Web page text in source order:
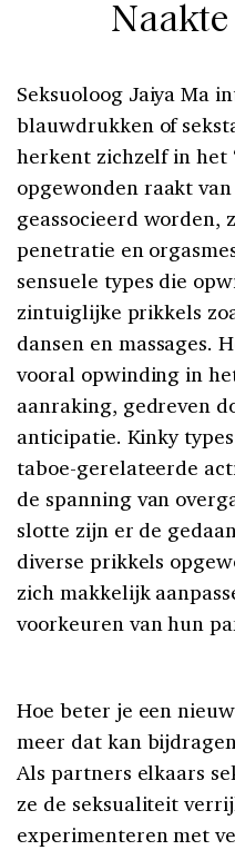
Seksuoloog Jaiya Ma
blauwdrukken of
herkent zichzelf in het
opgewonden raakt
geassocieerd worden,
penetratie en
sensuele types die
zintuiglijke prikkels
dansen en massages.
vooral opwinding in
aanraking, gedreven
anticipatie. Kinky
taboe-gerelateerde
de spanning van
slotte zijn er de
diverse prikkels
zich makkelijk
voorkeuren van hun
Hoe beter je een
meer dat kan
Als partners elkaars
ze de seksualiteit
experimenteren met